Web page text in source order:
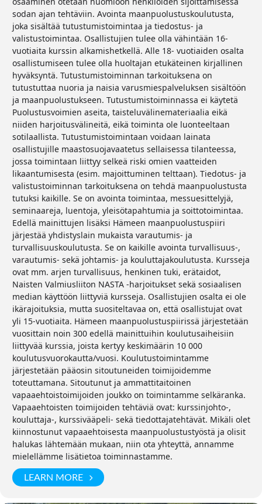
sodan ajan tehtäviin. Avointa maanpuolustuskoulutusta,
joka sisältää tutustumistoimintaa ja tiedostus- ja
valistustoimintaa. Osallistujien tulee olla vähintään 16-
vuotiaita kurssin alkamishetkellä. Alle 18- vuotiaiden osalta
osallistumiseen tulee olla huoltajan etukäteinen kirjallinen
hyväksyntä. Tutustumistoiminnan tarkoituksena on
tutustuttaa nuoria ja naisia varusmiespalveluksen sisältöön
ja maanpuolustukseen. Tutustumistoiminnassa ei käytetä
Puolustusvoimien aseita, taisteluvälinemateriaalia eikä
niiden harjoitusvälineitä, eikä toiminta ole luonteeltaan
sotilaallista. Tutustumistoimintaan voidaan lainata
osallistujille maastosuojavaatetus sellaisessa tilanteessa,
jossa toimintaan liittyy selkeä riski omien vaatteiden
likaantumisesta (esim. majoittuminen telttaan). Tiedotus- ja
valistustoiminnan tarkoituksena on tehdä maanpuolustusta
tutuksi kaikille. Se on avointa toimintaa, messuesittelyjä,
seminaareja, luentoja, yleisötapahtumia ja soittotoimintaa.
Edellä mainittujen lisäksi Hämeen maanpuolustuspiiri
järjestää yhdistyslain mukaista varautumis- ja
turvallisuuskoulutusta. Se on kaikille avointa turvallisuus-,
varautumis- sekä johtamis- ja kouluttajakoulutusta. Kursseja
ovat mm. arjen turvallisuus, henkinen tuki, erätaidot,
Naisten Valmiusliiton NASTA -harjoitukset sekä sosiaalisen
median käyttöön liittyviä kursseja. Osallistujien osalta ei ole
ikärajoituksia, mutta suositeltavaa on, että osallistujat ovat
yli 15-vuotiaita. Hämeen maanpuolustuspiirissä järjestetään
vuosittain noin 300 edellä mainittuihin koulutusaiheisiin
liittyvää kurssia, joista kertyy keskimäärin 10 000
koulutusvuorokautta/vuosi. Koulutustoimintamme
järjestetään pääosin sitoutuneiden toimijoidemme
toteuttamana. Sitoutunut ja ammattitaitoinen
vapaaehtoistoimijoiden joukko on toimintamme selkäranka.
Vapaaehtoisten toimijoiden tehtäviä ovat: kurssinjohto-,
kouluttaja-, kurssivääpeli- sekä tiedottajatehtävät. Mikäli olet
kiinnostunut vapaaehtoisesta maanpuolustustyöstä ja olisit
halukas lähtemään mukaan, niin ota yhteyttä, annamme
mielellämme lisätietoa toiminnastamme.
LEARN MORE